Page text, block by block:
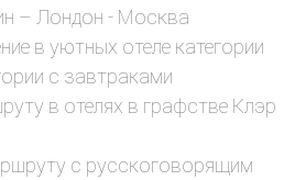
– Лондон - Москва
в уютных отеле категории
с завтраками
в отелях в графстве Клэр
с русскоговорящим